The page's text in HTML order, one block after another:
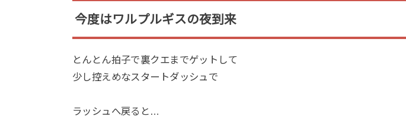
今度はワルプルギスの夜到来
とんとん拍子で裏クエまでゲットして
少し控えめなスタートダッシュで
ラッシュへ戻ると…